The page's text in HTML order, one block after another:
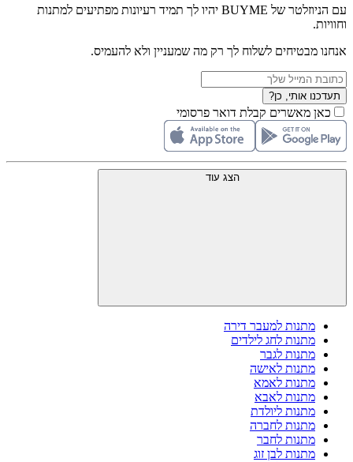
עם הניוזלטר של BUYME יהיו לך תמיד רעיונות מפתיעים למתנות
וחוויות.
אנחנו מבטיחים לשלוח לך רק מה שמעניין ולא להעמיס.
תעדכנו אותי, כן?
כאן מאשרים קבלת דואר פרסומי
הצג עוד
מתנות למעבר דירה
מתנות לחג לילדים
מתנות לגבר
מתנות לאישה
מתנות לאמא
מתנות לאבא
מתנות ליולדת
מתנות לחברה
מתנות לחבר
מתנות לבן זוג